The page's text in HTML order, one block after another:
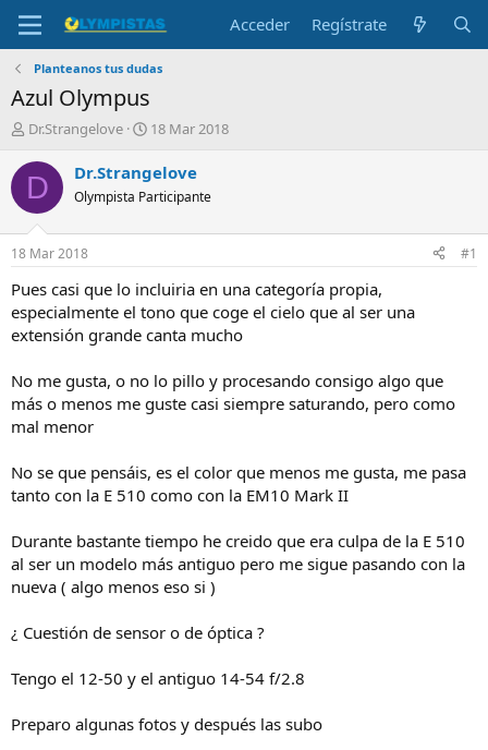
Acceder Regístrate
Planteanos tus dudas
Azul Olympus
I
i
a
d
o
r
e
l
e
m
a
Dr.Strangelove
F
c
h
a
i
n
c
i
18 Mar 2018
D Dr.Strangelove
Olympista Participante
18 Mar 2018 #1
Pues casi que lo incluiria en una categoría propia,
especialmente el tono que coge el cielo que al ser una
extensión grande canta mucho
No me gusta, o no lo pillo y procesando consigo algo que
más o menos me guste casi siempre saturando, pero como
mal menor
No se que pensáis, es el color que menos me gusta, me pasa
tanto con la E 510 como con la EM10 Mark II
Durante bastante tiempo he creido que era culpa de la E 510
al ser un modelo más antiguo pero me sigue pasando con la
nueva ( algo menos eso si )
¿ Cuestión de sensor o de óptica ?
Tengo el 12-50 y el antiguo 14-54 f/2.8
Preparo algunas fotos y después las subo